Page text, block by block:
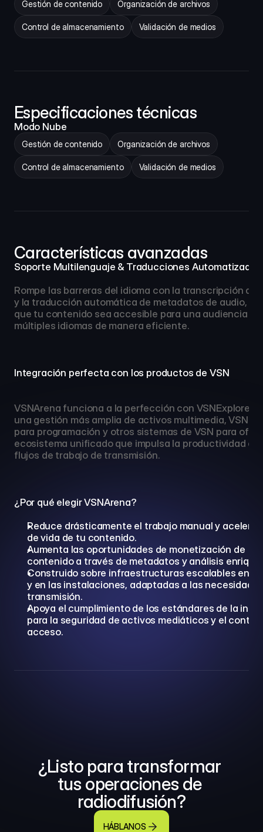
Gestión de contenido Organización de archivos
Control de almacenamiento Validación de medios
Especificaciones técnicas
Modo Nube
Gestión de contenido Organización de archivos
Control de almacenamiento Validación de medios
Características avanzadas
Soporte Multilenguaje & Traducciones Automatizadas
Rompe las barreras del idioma con la transcripción
y la traducción automática de metadatos de audio,
que tu contenido sea accesible para una audiencia
múltiples idiomas de manera eficiente.
Integración perfecta con los productos de VSN
VSNArena funciona a la perfección con VSNExplorer
una gestión más amplia de activos multimedia,
para programación y otros sistemas de VSN para
ecosistema unificado que impulsa la productividad en
flujos de trabajo de transmisión.
¿Por qué elegir VSNArena?
Reduce drásticamente el trabajo manual y acelera
de vida de tu contenido.
Aumenta las oportunidades de monetización de
contenido a través de metadatos y análisis
Construido sobre infraestructuras escalables en la
y en las instalaciones, adaptadas a las
transmisión.
Apoya el cumplimiento de los estándares de la
para la seguridad de activos mediáticos y el control
acceso.
¿Listo para transformar
tus operaciones de
radiodifusión?
HÁBLANOS